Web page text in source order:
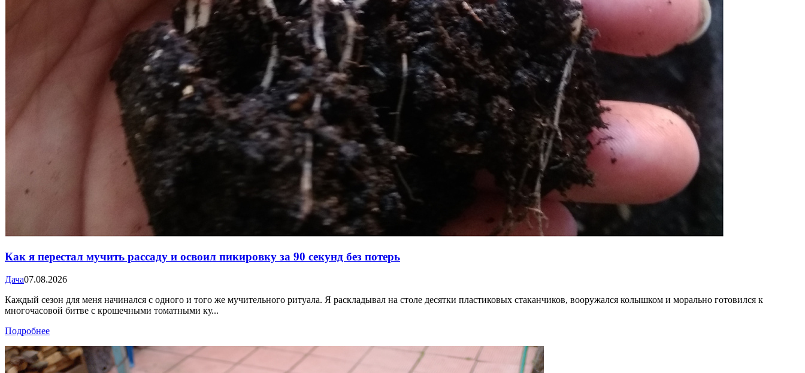
Как я перестал мучить рассаду и освоил пикировку за 90 секунд без потерь
Дача07.08.2026
Каждый сезон для меня начинался с одного и того же мучительного ритуала. Я раскладывал на столе десятки пластиковых стаканчиков, вооружался колышком и морально готовился к
многочасовой битве с крошечными томатными ку...
Подробнее